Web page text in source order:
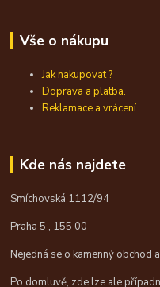
Vše o nákupu
Jak nakupovat ?
Doprava a platba.
Reklamace a vrácení.
Kde nás najdete
Smíchovská 1112/94
Praha 5 , 155 00
Nejedná se o kamenný obchod
Po domluvě, zde lze ale